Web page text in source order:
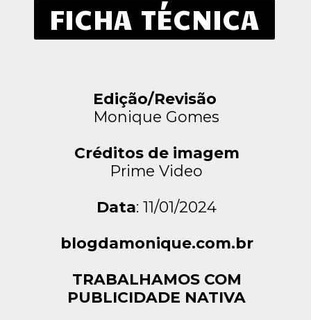
FICHA TÉCNICA
Edição/Revisão
Monique Gomes
Créditos de imagem
Prime Video
Data: 11/01/2024
blogdamonique.com.br
TRABALHAMOS COM
PUBLICIDADE NATIVA